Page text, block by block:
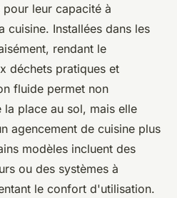
leur capacité à
cuisine. Installées dans les
rendant le
déchets pratiques et
fluide permet non
la place au sol, mais elle
agencement de cuisine plus
modèles incluent des
ou des systèmes à
le confort d'utilisation.